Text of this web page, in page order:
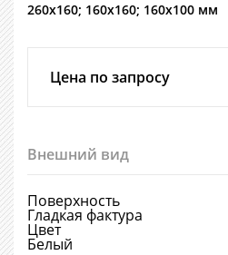
260х160; 160х160; 160х100 мм
Цена по запросу
Внешний вид
Поверхность
Гладкая фактура
Цвет
Белый